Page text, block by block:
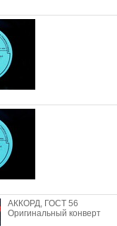
АККОРД, ГОСТ 56
Оригинальный конверт